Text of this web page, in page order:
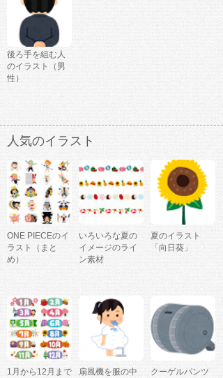
後ろ手を組む人
のイラスト（男
性）
人気のイラスト
ONE PIECEのイ
ラスト（まと
め）
いろいろな夏の
イメージのライ
ン素材
夏のイラスト
「向日葵」
1月から12月まで
扇風機を服の中
クーゲルパンツ